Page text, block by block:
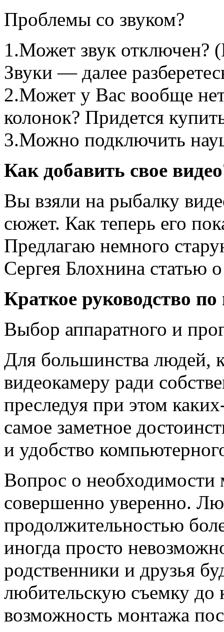
Проблемы со звуком?
1.Может звук
Звуки — далее
2.Может у Вас вообще
колонок? Придется
3.Можно подключить
Как добавить свое
Вы взяли на рыбалку
сюжет. Как теперь его
Предлагаю немного
Сергея Блохнина статью
Краткое руководство
Выбор аппаратного и
Для большинства людей,
видеокамеру ради
преследуя при этом
самое заметное
и удобство
Вопрос о необходимости
совершенно уверенно.
продолжительностью
иногда просто
родственники и друзья
любительскую съемку до
возможность монтажа